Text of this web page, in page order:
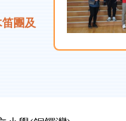
團及